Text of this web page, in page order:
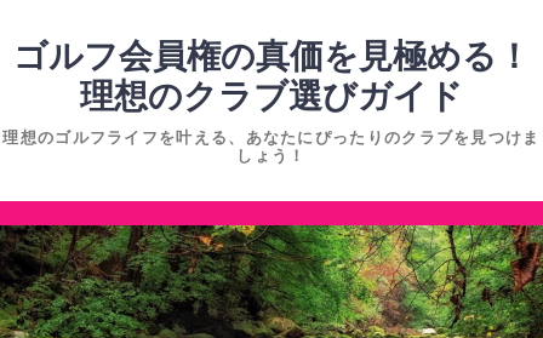
ツ
キ
ッ
プ
ゴルフ会員権の真価を見極める！
理想のクラブ選びガイド
理想のゴルフライフを叶える、あなたにぴったりのクラブを見つけま
しょう！
コ
ン
テ
ン